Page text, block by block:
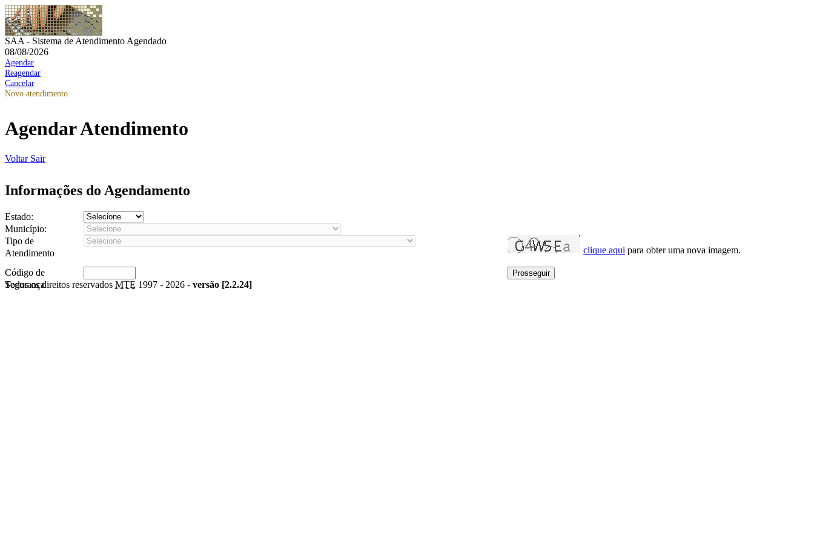
SAA - Sistema de Atendimento Agendado
08/08/2026
Agendar
Reagendar
Cancelar
Novo atendimento
Agendar Atendimento
Voltar Sair
Informações do Agendamento
Estado:
Município:
Tipo de
Atendimento
clique aqui para obter uma nova imagem.
Código de
Segurança
Todos os direitos reservados MTE 1997 - 2026 - versão [2.2.24]